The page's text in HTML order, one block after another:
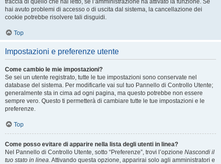
traccia di quello che hai letto, se l’amministrazione ha attivato la funzione. Se
hai avuto problemi di accesso o di uscita dal sistema, la cancellazione dei
cookie potrebbe risolvere tali disguidi.
Top
Impostazioni e preferenze utente
Come cambio le mie impostazioni?
Se sei un utente registrato, tutte le tue impostazioni sono conservate nel
database del sistema. Per modificarle vai sul tuo Pannello di Controllo Utente;
generalmente sta in cima ad ogni pagina, ma questo potrebbe non essere
sempre vero. Questo ti permetterà di cambiare tutte le tue impostazioni e le
preferenze.
Top
Come posso evitare di apparire nella lista degli utenti in linea?
Nel Pannello di Controllo Utente, sotto “Preferenze”, trovi l’opzione Nascondi il
tuo stato in linea. Attivando questa opzione, apparirai solo agli amministratori e